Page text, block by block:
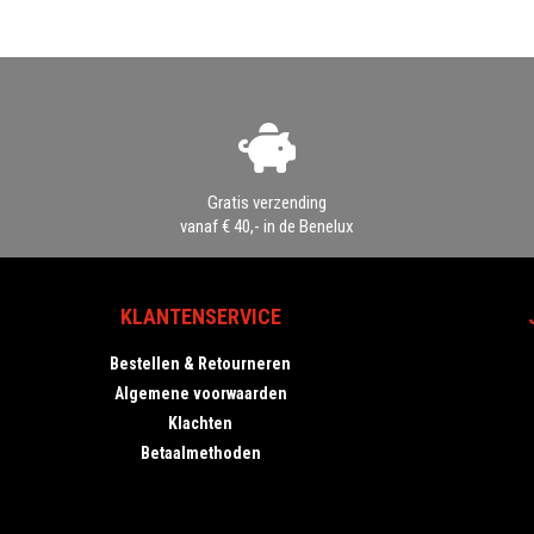
Gratis verzending
vanaf € 40,- in de Benelux
KLANTENSERVICE
Bestellen & Retourneren
Algemene voorwaarden
Klachten
Betaalmethoden